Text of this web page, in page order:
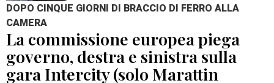
DOPO CINQUE GIORNI DI BRACCIO DI FERRO ALLA
CAMERA
La commissione europea piega
governo, destra e sinistra sulla
gara Intercity (solo Marattin